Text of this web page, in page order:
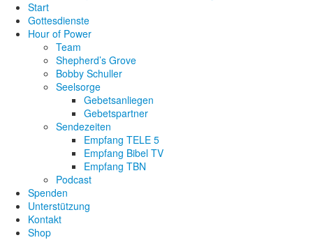
Start
Gottesdienste
Hour of Power
Team
Shepherd’s Grove
Bobby Schuller
Seelsorge
Gebetsanliegen
Gebetspartner
Sendezeiten
Empfang TELE 5
Empfang Bibel TV
Empfang TBN
Podcast
Spenden
Unterstützung
Kontakt
Shop